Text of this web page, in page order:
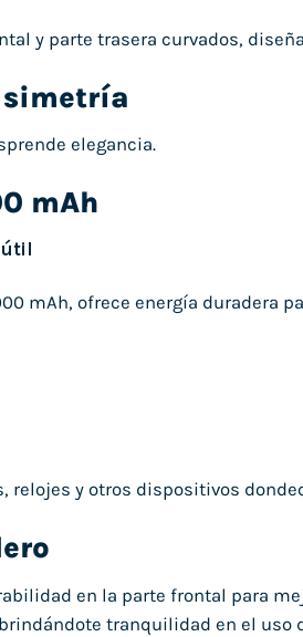
y parte trasera curvados,
simetría
elegancia.
mAh
mAh, ofrece energía duradera
relojes y otros dispositivos
en la parte frontal para
tranquilidad en el uso